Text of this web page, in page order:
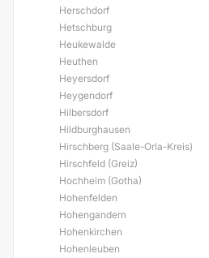
Herschdorf
Hetschburg
Heukewalde
Heuthen
Heyersdorf
Heygendorf
Hilbersdorf
Hildburghausen
Hirschberg (Saale-Orla-Kreis)
Hirschfeld (Greiz)
Hochheim (Gotha)
Hohenfelden
Hohengandern
Hohenkirchen
Hohenleuben